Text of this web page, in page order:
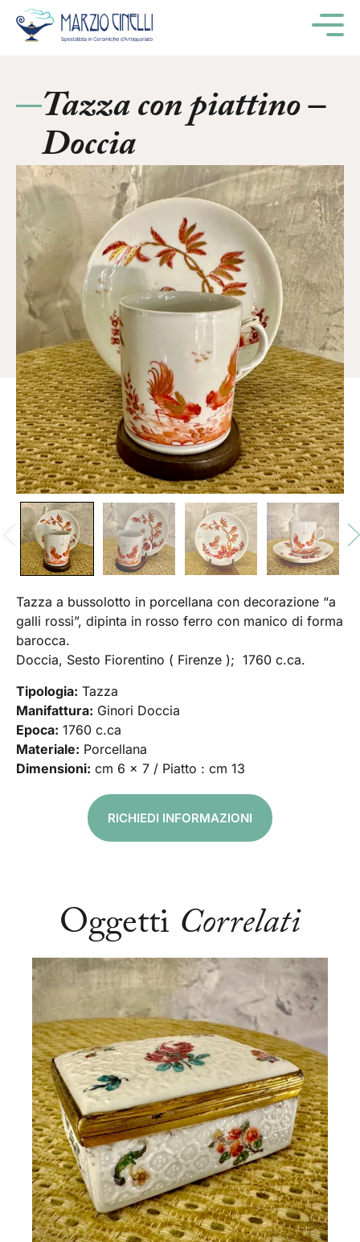
Tazza con piattino –
Doccia
Tazza a bussolotto in porcellana con decorazione “a
galli rossi”, dipinta in rosso ferro con manico di forma
barocca.
Doccia, Sesto Fiorentino ( Firenze ); 1760 c.ca.
Tipologia: Tazza
Manifattura: Ginori Doccia
Epoca: 1760 c.ca
Materiale: Porcellana
Dimensioni: cm 6 x 7 / Piatto : cm 13
RICHIEDI INFORMAZIONI
Oggetti Correlati